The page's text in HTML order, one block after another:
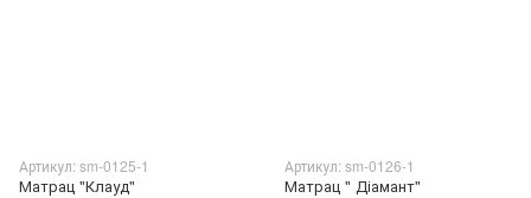
Артикул: sm-0125-1
Матрац "Клауд"
Артикул: sm-0126-1
Матрац " Діамант"